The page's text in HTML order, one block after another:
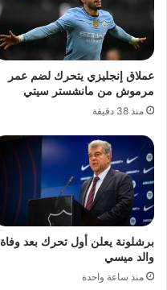
عملاق إنجليزي يتحرك لضم عمر
مرموش من مانشستر سيتي
منذ 38 دقيقة
برشلونة يعلن أول تحرك بعد وفاة
والد ميسي
منذ ساعة واحدة